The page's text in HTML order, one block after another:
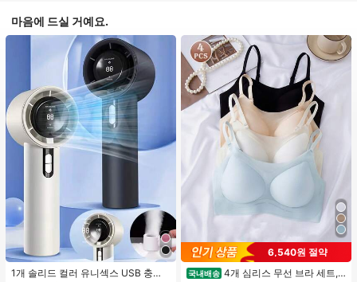
마음에 드실 거예요.
1개 솔리드 컬러 유니섹스 USB 충전
6,540원 절약
국내배송 4개 심리스 무선 브라 세트,